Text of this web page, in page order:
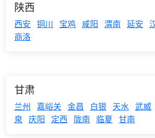
陕西
西安 铜川 宝鸡 咸阳 渭南 延安
商洛
甘肃
兰州 嘉峪关 金昌 白银 天水 武威
泉
庆阳 定西 陇南 临夏 甘南